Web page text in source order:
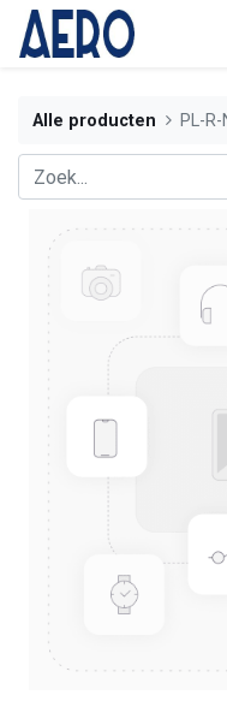
Alle producten PL-R-